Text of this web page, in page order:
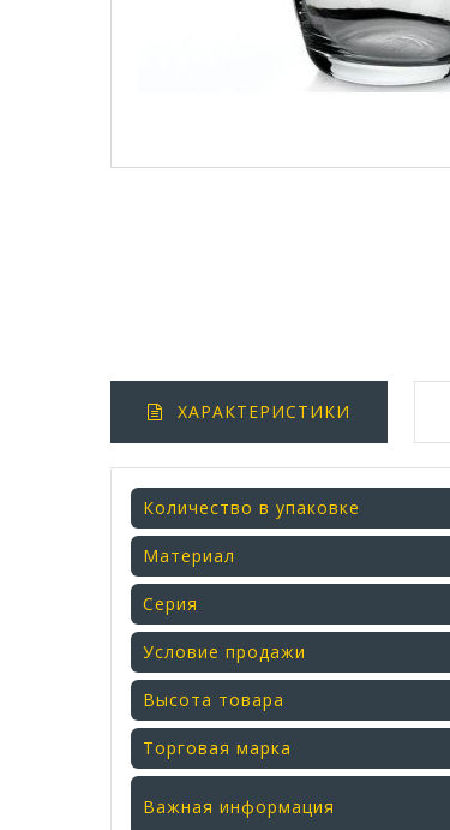
ХАРАКТЕРИСТИКИ
Количество в упаковке
Материал
Серия
Условие продажи
Высота товара
Торговая марка
Важная информация